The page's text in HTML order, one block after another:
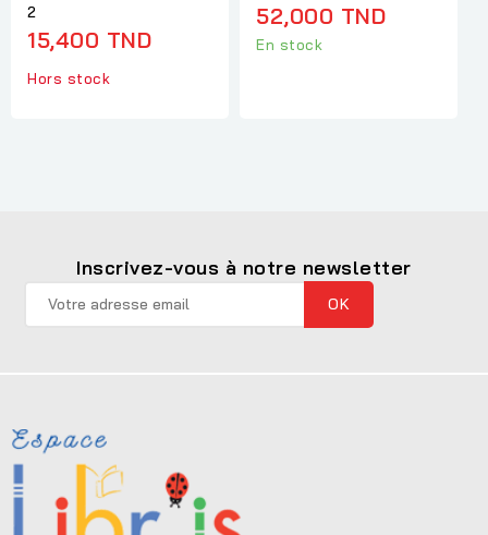
2
15,400 TND
Hors stock
52,000 TND
En stock
Inscrivez-vous à notre newsletter